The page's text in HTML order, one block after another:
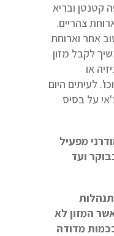
קטנטן ובריא
צהריים.
אחר וארוחת
לקבל מזון
או
לעיתים היום
על בסיס
מפעיל
מהשעה 0700 בבוקר ועד
המזון לא
מדודה